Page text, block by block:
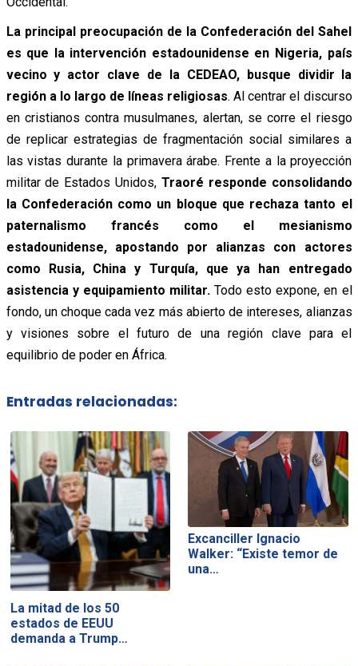
La principal preocupación de la Confederación del Sahel
es que la intervención estadounidense en Nigeria, país
vecino y actor clave de la CEDEAO, busque dividir la
región a lo largo de líneas religiosas. Al centrar el discurso
en cristianos contra musulmanes, alertan, se corre el riesgo
de replicar estrategias de fragmentación social similares a
las vistas durante la primavera árabe. Frente a la proyección
militar de Estados Unidos, Traoré responde consolidando
la Confederación como un bloque que rechaza tanto el
paternalismo francés como el mesianismo
estadounidense, apostando por alianzas con actores
como Rusia, China y Turquía, que ya han entregado
asistencia y equipamiento militar.Todo esto expone, en el
fondo, un choque cada vez más abierto de intereses, alianzas
y visiones sobre el futuro de una región clave para el
equilibrio de poder en África.
Entradas relacionadas:
La mitad de los 50
estados de EEUU
demanda a Trump…
Excanciller Ignacio
Walker: “Existe temor de
una…